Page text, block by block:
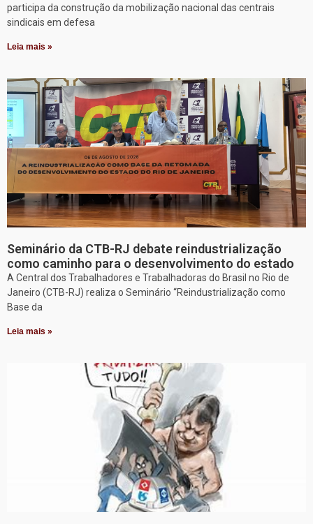
participa da construção da mobilização nacional das centrais
sindicais em defesa
Leia mais »
Seminário da CTB-RJ debate reindustrialização
como caminho para o desenvolvimento do estado
A Central dos Trabalhadores e Trabalhadoras do Brasil no Rio de
Janeiro (CTB-RJ) realiza o Seminário “Reindustrialização como
Base da
Leia mais »